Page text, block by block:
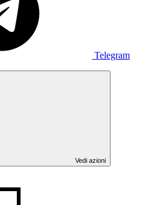
Telegram
Vedi azioni